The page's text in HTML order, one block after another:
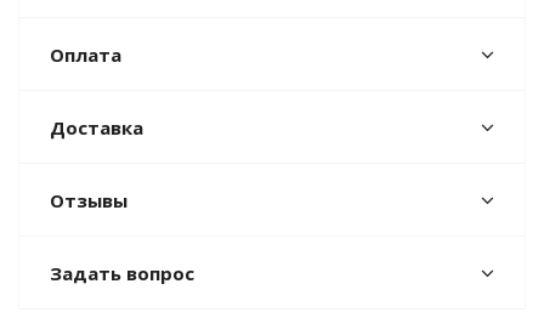
Оплата
Доставка
Отзывы
Задать вопрос